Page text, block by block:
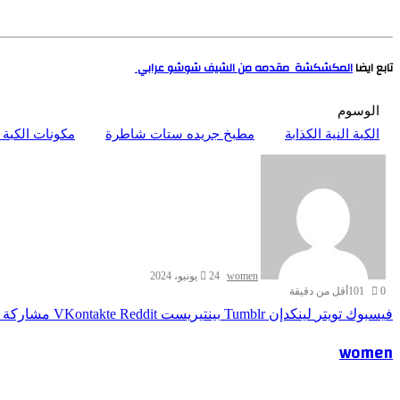
تابع ايضاالمكشكشة مقدمه من الشيف شوشو عرابي
الوسوم
الكبة النية الكذابة
مطبخ جريده ستات شاطرة مكونات الكبة
women 24 يونيو، 2024
0
101أقل من دقيقة
فيسبوك تويتر لينكدإن بينتيريست مشاركة
women